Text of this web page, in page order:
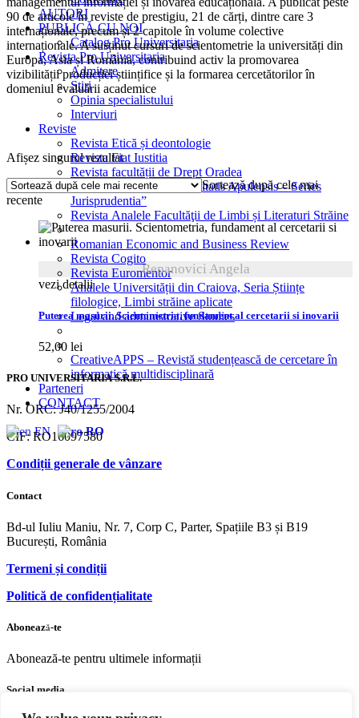
AUTORI
PUBLICĂ CU NOI
Catalog Pro Universitaria
Revista Pro Universitaria
Admitere
Știri
Opinia specialistului
Interviuri
Reviste
Revista Etică și deontologie
Revista Fiat Iustitia
Revista facultății de Drept Oradea
Revista „Annales Universitatis Apulensis – Series
Jurisprudentia”
Revista Analele Facultăţii de Limbi și Literaturi Străine
Romanian Economic and Business Review
Revista Cogito
Revista Euromentor
Analele Universității din Craiova, Seria Științe
filologice, Limbi străine aplicate
Legal and administrative Studies
CreativeAPPS – Revistă studențească de cercetare în
informatică multidisciplinară
Parteneri
CONTACT
EN RO
90 de articole în reviste de prestigiu, 21 de cărți, dintre care 3
internaționale, precum și 2 capitole în volume colective
internaționale. A susținut cursuri de scientometrie la universități din
Europa, Asia și România, contribuind activ la promovarea
vizibilității producției științifice și la formarea cercetătorilor în
domeniul evaluării academice
Afișez singurul rezultat
Sortează după cele mai
recente
Repanovici Angela
vezi detalii
Puterea masurii. Scientometria, fundament al cercetarii si inovarii
52,00 lei
PRO UNIVERSITARIA S.R.L.
Nr. ORC: J40/1255/2004
CIF: RO16097580
Condiții generale de vânzare
Contact
Bd-ul Iuliu Maniu, Nr. 7, Corp C, Parter, Spațiile B3 și B19
București, România
Termeni și condiții
Politică de confidențialitate
Abonează-te
Abonează-te pentru ultimele informații
Social media